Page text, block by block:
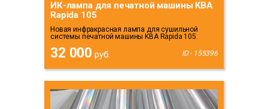
ИК-лампа для печатной машины KBA
Rapida 105
Новая инфракрасная лампа для сушильной
системы печатной машины KBA Rapida 105.
32 000 руб. ID - 155396